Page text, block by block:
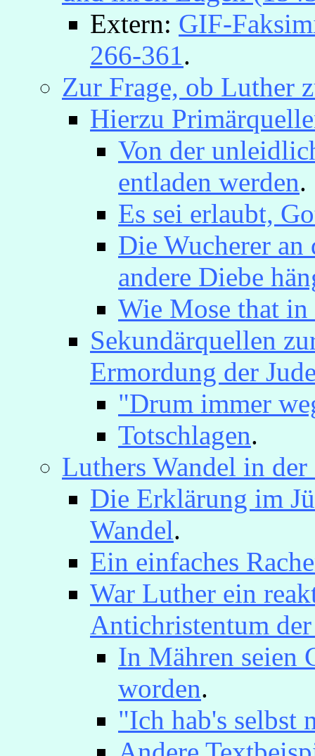
Extern: GIF-
266-361.
Zur Frage, ob Luther
Hierzu
Von der
entladen werden.
Es sei erlaubt,
Die Wucherer an
andere Diebe
Wie Mose that
Sekundärquellen
Ermordung der
"Drum immer
Totschlagen.
Luthers Wandel in
Die Erklärung im
Wandel.
Ein einfaches
War Luther ein
Antichristentum der
In Mähren seien
worden.
"Ich hab's selbst